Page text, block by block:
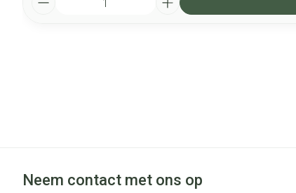
Neem contact met ons op